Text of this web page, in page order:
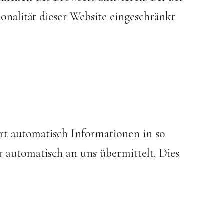
dieser Website eingeschränkt
automatisch Informationen in so
automatisch an uns übermittelt. Dies